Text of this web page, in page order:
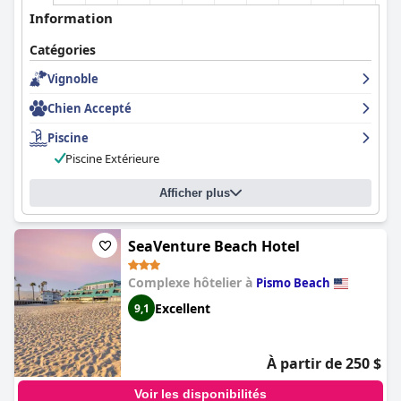
Information
Catégories
Vignoble
Chien Accepté
Piscine
Piscine Extérieure
Afficher plus
SeaVenture Beach Hotel
Complexe hôtelier à Pismo Beach
9,1 Excellent
À partir de 250 $
Voir les disponibilités